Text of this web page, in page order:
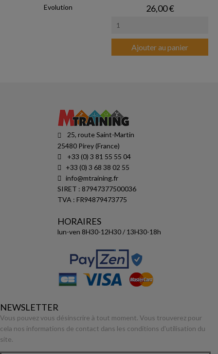
Evolution
Prix
26,00 €
Ajouter au panier
25, route Saint-Martin
25480 Pirey (France)
+33 (0) 3 81 55 55 04
+33 (0) 3 68 38 02 55
info@mtraining.fr
SIRET : 87947377500036
TVA : FR94879473775
HORAIRES
lun-ven 8H30-12H30 / 13H30-18h
NEWSLETTER
Vous pouvez vous désinscrire à tout moment. Vous trouverez pour
cela nos informations de contact dans les conditions d'utilisation du
site.